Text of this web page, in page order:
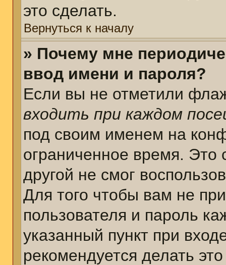
это сделать.
Вернуться к началу
» Почему мне
ввод имени и пароля?
Если вы не отметили
входить при каждом
под своим именем на
ограниченное время. Это
другой не смог
Для того чтобы вам не
пользователя и пароль
указанный пункт при
рекомендуется делать